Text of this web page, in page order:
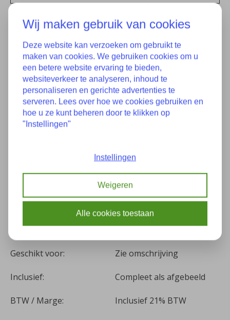
Specificaties
Staat:
laatste foto
Onbekend
Kleur: -
Geschikt voor: Zie omschrijving
Inclusief: Compleet als afgebeeld
BTW / Marge: Inclusief 21% BTW
Wij maken gebruik van cookies
Deze website kan verzoeken om gebruikt te
maken van cookies. We gebruiken cookies om u
een betere website ervaring te bieden,
websiteverkeer te analyseren, inhoud te
personaliseren en gerichte advertenties te
serveren. Lees over hoe we cookies gebruiken en
hoe u ze kunt beheren door te klikken op
"Instellingen"
Instellingen
Weigeren
Alle cookies toestaan